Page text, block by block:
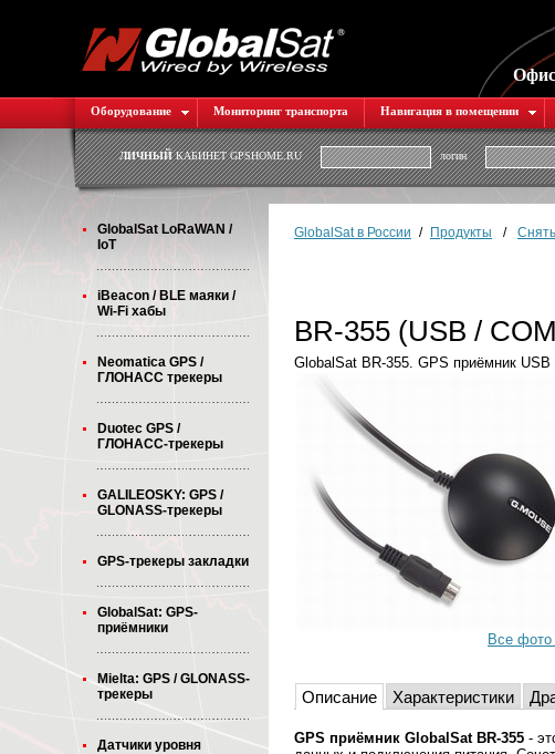
Оборудование Мониторинг транспорта Навигация в помещении
ЛИЧНЫЙКАБИНЕТ GPSHOME.RU логин
GlobalSat LoRaWAN /
IoT
iBeacon / BLE маяки /
Wi-Fi хабы
Neomatica GPS /
ГЛОНАСС трекеры
Duotec GPS /
ГЛОНАСС-трекеры
GALILEOSKY: GPS /
GLONASS-трекеры
GPS-трекеры закладки
GlobalSat: GPS-
приёмники
Mielta: GPS / GLONASS-
трекеры
Датчики уровня
GlobalSat в России / Продукты /
BR-355 (USB /
GlobalSat BR-355. GPS приёмник USB
Все фото
Описание Характеристики
GPS приёмник GlobalSat BR-355 -